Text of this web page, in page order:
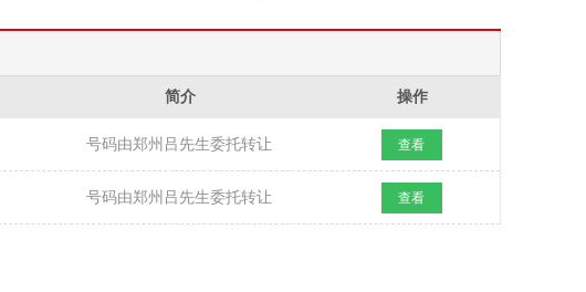
简介 操作
号码由郑州吕先生委托转让 查看
号码由郑州吕先生委托转让 查看